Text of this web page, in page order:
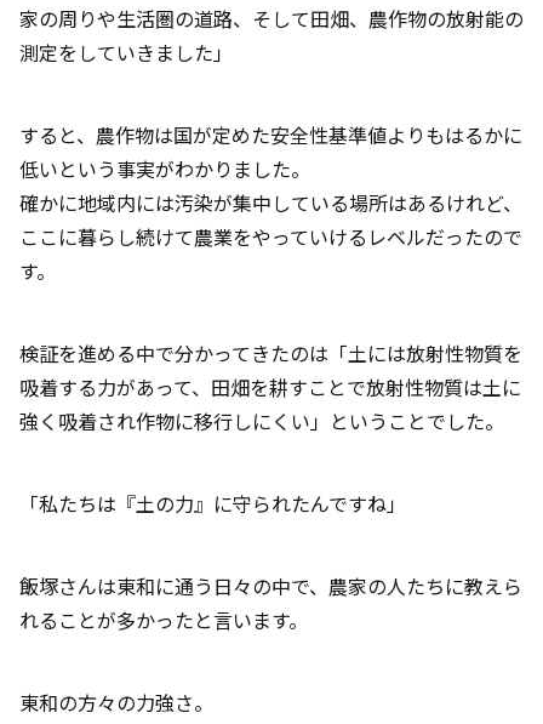
家の周りや生活圏の道路、そして田畑、農作物の放射能の
測定をしていきました」
すると、農作物は国が定めた安全性基準値よりもはるかに
低いという事実がわかりました。
確かに地域内には汚染が集中している場所はあるけれど、
ここに暮らし続けて農業をやっていけるレベルだったので
す。
検証を進める中で分かってきたのは「土には放射性物質を
吸着する力があって、田畑を耕すことで放射性物質は土に
強く吸着され作物に移行しにくい」ということでした。
「私たちは『土の力』に守られたんですね」
飯塚さんは東和に通う日々の中で、農家の人たちに教えら
れることが多かったと言います。
東和の方々の力強さ。